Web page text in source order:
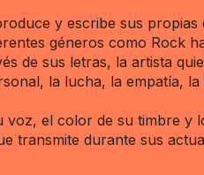
y escribe sus propias
géneros como Rock
de sus letras, la artista
la lucha, la empatía,
voz, el color de su timbre y
transmite durante sus